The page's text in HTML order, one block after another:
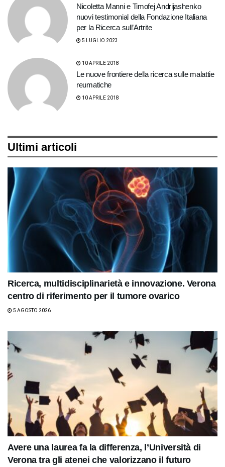
Nicoletta Manni e Timofej Andrijashenko
nuovi testimonial della Fondazione Italiana
per la Ricerca sull’Artrite
5 LUGLIO 2023
10 APRILE 2018
Le nuove frontiere della ricerca sulle malattie
reumatiche
10 APRILE 2018
Ultimi articoli
Ricerca, multidisciplinarietà e innovazione. Verona
centro di riferimento per il tumore ovarico
5 AGOSTO 2026
Avere una laurea fa la differenza, l’Università di
Verona tra gli atenei che valorizzano il futuro